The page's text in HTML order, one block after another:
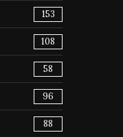
153
108
58
96
88